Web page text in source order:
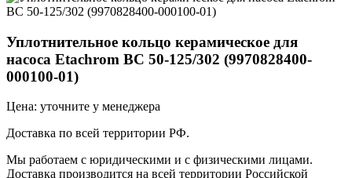
Уплотнительное кольцо керамическое для
насоса Etachrom BC 50-125/302 (9970828400-
000100-01)
Цена: уточните у менеджера
Доставка по всей территории РФ.
Мы работаем с юридическими и с физическими лицами.
Доставка производится на всей территории Российской